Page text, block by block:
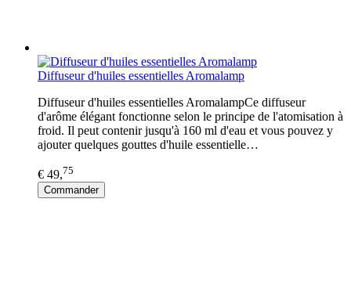
Diffuseur d'huiles essentielles Aromalamp
Diffuseur d'huiles essentielles AromalampCe diffuseur
d'arôme élégant fonctionne selon le principe de l'atomisation à
froid. Il peut contenir jusqu'à 160 ml d'eau et vous pouvez y
ajouter quelques gouttes d'huile essentielle…
€ 49,75
Commander